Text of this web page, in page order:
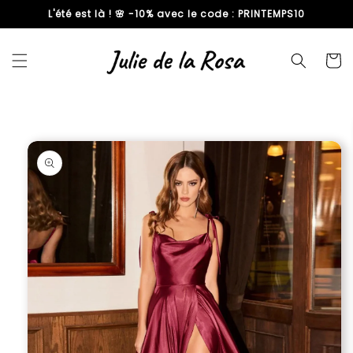
passer
contenu
L'été est là ! 🌸 -10% avec le code : PRINTEMPS10
Panier
produits